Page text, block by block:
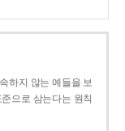
하지 않는 예들을 보
으로 삼는다는 원칙